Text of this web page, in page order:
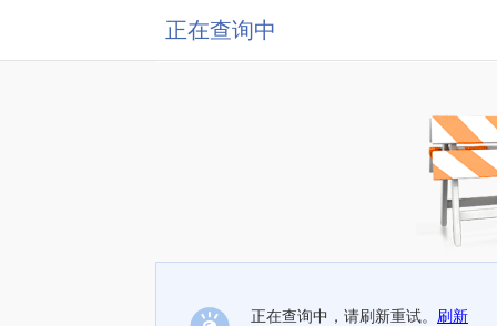
正在查询中
正在查询中，请刷新重试。 刷新